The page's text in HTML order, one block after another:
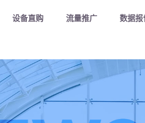
Kaiyun控股有限公司-二手工程机械交易
设备直购 流量推广 数据报